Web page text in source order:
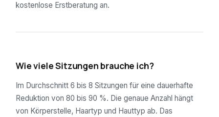
kostenlose Erstberatung an.
Wie viele Sitzungen brauche ich?
Im Durchschnitt 6 bis 8 Sitzungen für eine dauerhafte
Reduktion von 80 bis 90 %. Die genaue Anzahl hängt
von Körperstelle, Haartyp und Hauttyp ab. Das